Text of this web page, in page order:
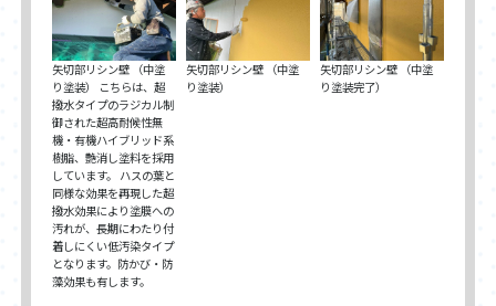
矢切部リシン壁 （中塗
り塗装） こちらは、超
撥水タイプのラジカル制
御された超高耐候性無
機・有機ハイブリッド系
樹脂、艶消し塗料を採用
しています。 ハスの葉と
同様な効果を再現した超
撥水効果により塗膜への
汚れが、長期にわたり付
着しにくい低汚染タイプ
となります。防かび・防
藻効果も有します。
矢切部リシン壁 （中塗
り塗装）
矢切部リシン壁 （中塗
り塗装完了）